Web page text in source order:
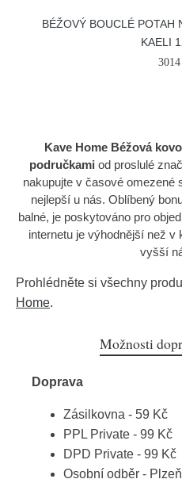
BÉŽOVÝ BOUCLÉ POTAH
KAELI
Kave Home Béžová
područkami od proslulé
nakupujte v časové omezené
nejlepší u nás. Oblíbený
balné, je poskytováno pro
internetu je výhodnější než v
vyšší
Prohlédněte si všechny
Home.
Možnosti
Doprava
Zásilkovna - 59 Kč
PPL Private - 99 Kč
DPD Private - 99 Kč
Osobní odběr -